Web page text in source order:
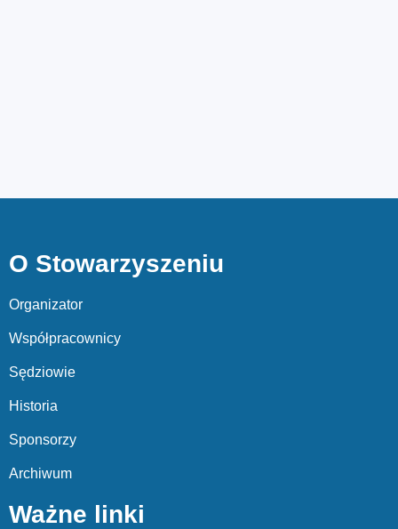
O Stowarzyszeniu
Organizator
Współpracownicy
Sędziowie
Historia
Sponsorzy
Archiwum
Ważne linki